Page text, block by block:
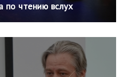
по чтению вслух